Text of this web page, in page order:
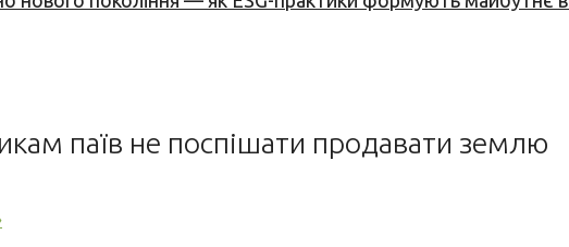
паїв не поспішати продавати землю